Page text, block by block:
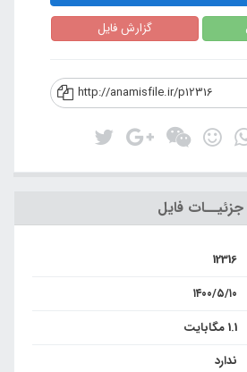
گزارش فایل
http://anamisfile.ir/p12316
جزئیــات فایل
12316
۱۴۰۰/۵/۱۰
1.1 مگابایت
ندارد